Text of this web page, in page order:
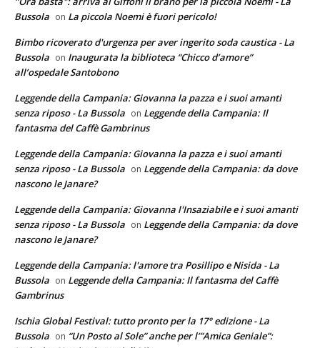
Bussola on La piccola Noemi è fuori pericolo!
Bimbo ricoverato d'urgenza per aver ingerito soda caustica - La
Bussola on Inaugurata la biblioteca “Chicco d’amore”
all’ospedale Santobono
Leggende della Campania: Giovanna la pazza e i suoi amanti
senza riposo - La Bussola on Leggende della Campania: Il
fantasma del Caffè Gambrinus
Leggende della Campania: Giovanna la pazza e i suoi amanti
senza riposo - La Bussola on Leggende della Campania: da dove
nascono le Janare?
Leggende della Campania: Giovanna l'Insaziabile e i suoi amanti
senza riposo - La Bussola on Leggende della Campania: da dove
nascono le Janare?
Leggende della Campania: l'amore tra Posillipo e Nisida - La
Bussola on Leggende della Campania: Il fantasma del Caffè
Gambrinus
Ischia Global Festival: tutto pronto per la 17° edizione - La
Bussola on “Un Posto al Sole” anche per l’”Amica Geniale”: